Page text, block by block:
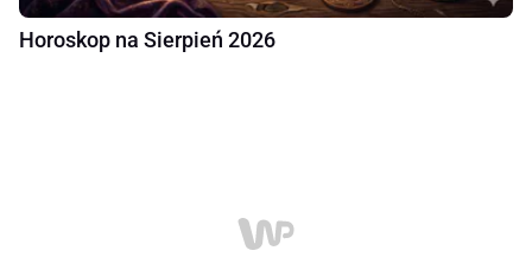
Horoskop na Sierpień 2026